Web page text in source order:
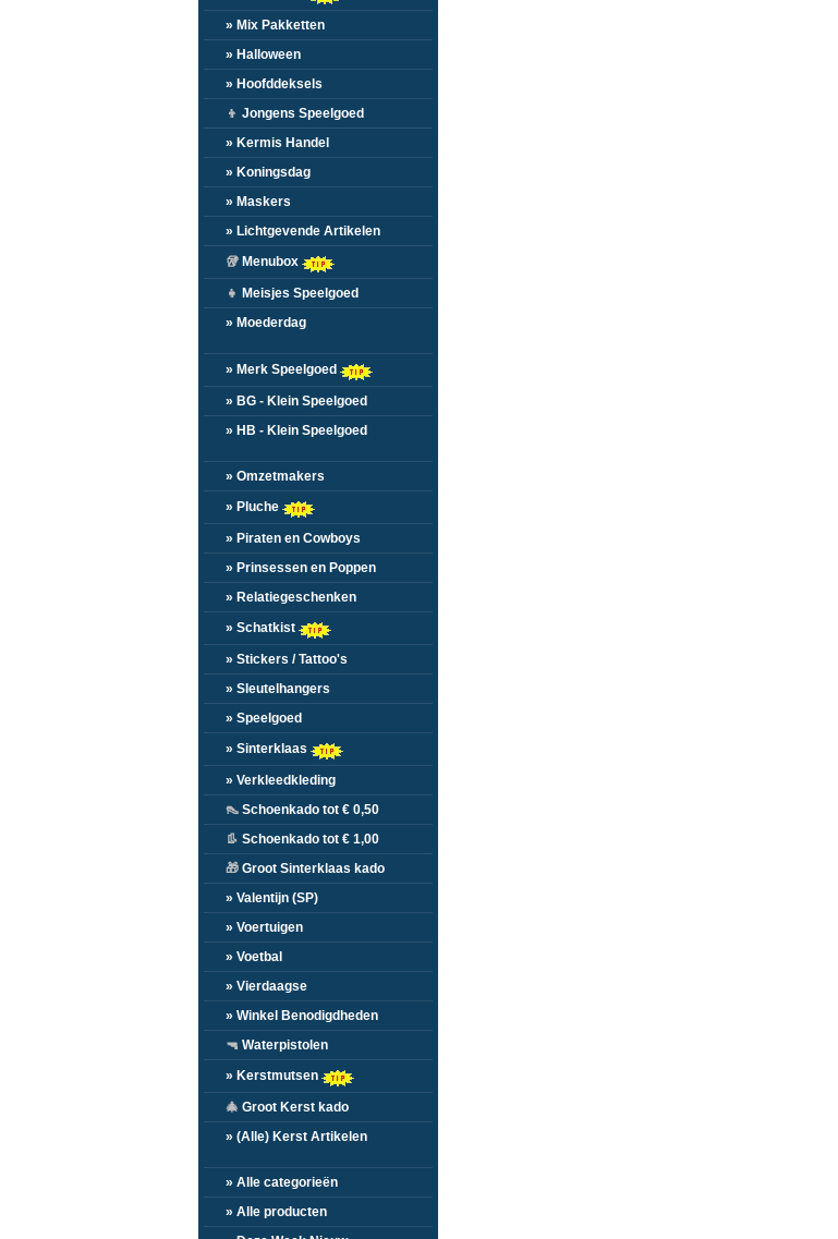
» Mix Pakketten
» Halloween
» Hoofddeksels
👦 Jongens Speelgoed
» Kermis Handel
» Koningsdag
» Maskers
» Lichtgevende Artikelen
🥡 Menubox
👧 Meisjes Speelgoed
» Moederdag
» Merk Speelgoed
» BG - Klein Speelgoed
» HB - Klein Speelgoed
» Omzetmakers
» Pluche
» Piraten en Cowboys
» Prinsessen en Poppen
» Relatiegeschenken
» Schatkist
» Stickers / Tattoo's
» Sleutelhangers
» Speelgoed
» Sinterklaas
» Verkleedkleding
👠 Schoenkado tot € 0,50
👢 Schoenkado tot € 1,00
🎁 Groot Sinterklaas kado
» Valentijn (SP)
» Voertuigen
» Voetbal
» Vierdaagse
» Winkel Benodigdheden
🔫 Waterpistolen
» Kerstmutsen
🎄 Groot Kerst kado
» (Alle) Kerst Artikelen
» Alle categorieën
» Alle producten